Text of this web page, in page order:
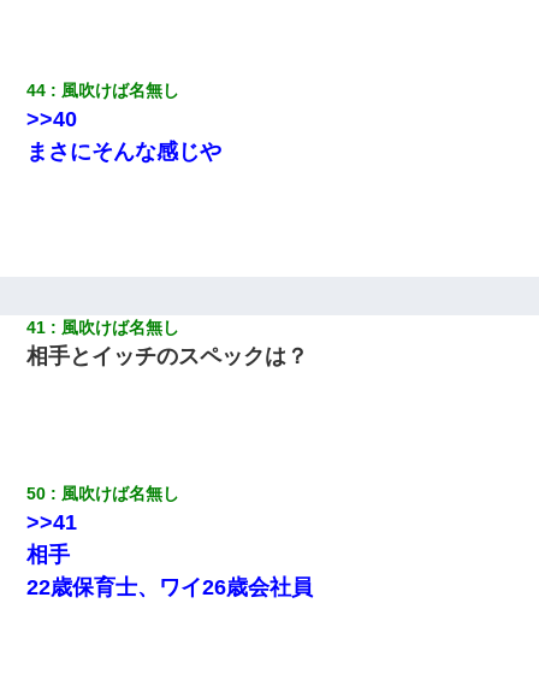
44 風吹けば名無し
>>40
まさにそんな感じや
41 風吹けば名無し
相手とイッチのスペックは？
50 風吹けば名無し
>>41
相手
22歳保育士、ワイ26歳会社員